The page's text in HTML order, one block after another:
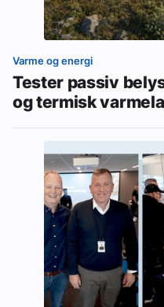
Varme og energi
Tester passiv
og termisk